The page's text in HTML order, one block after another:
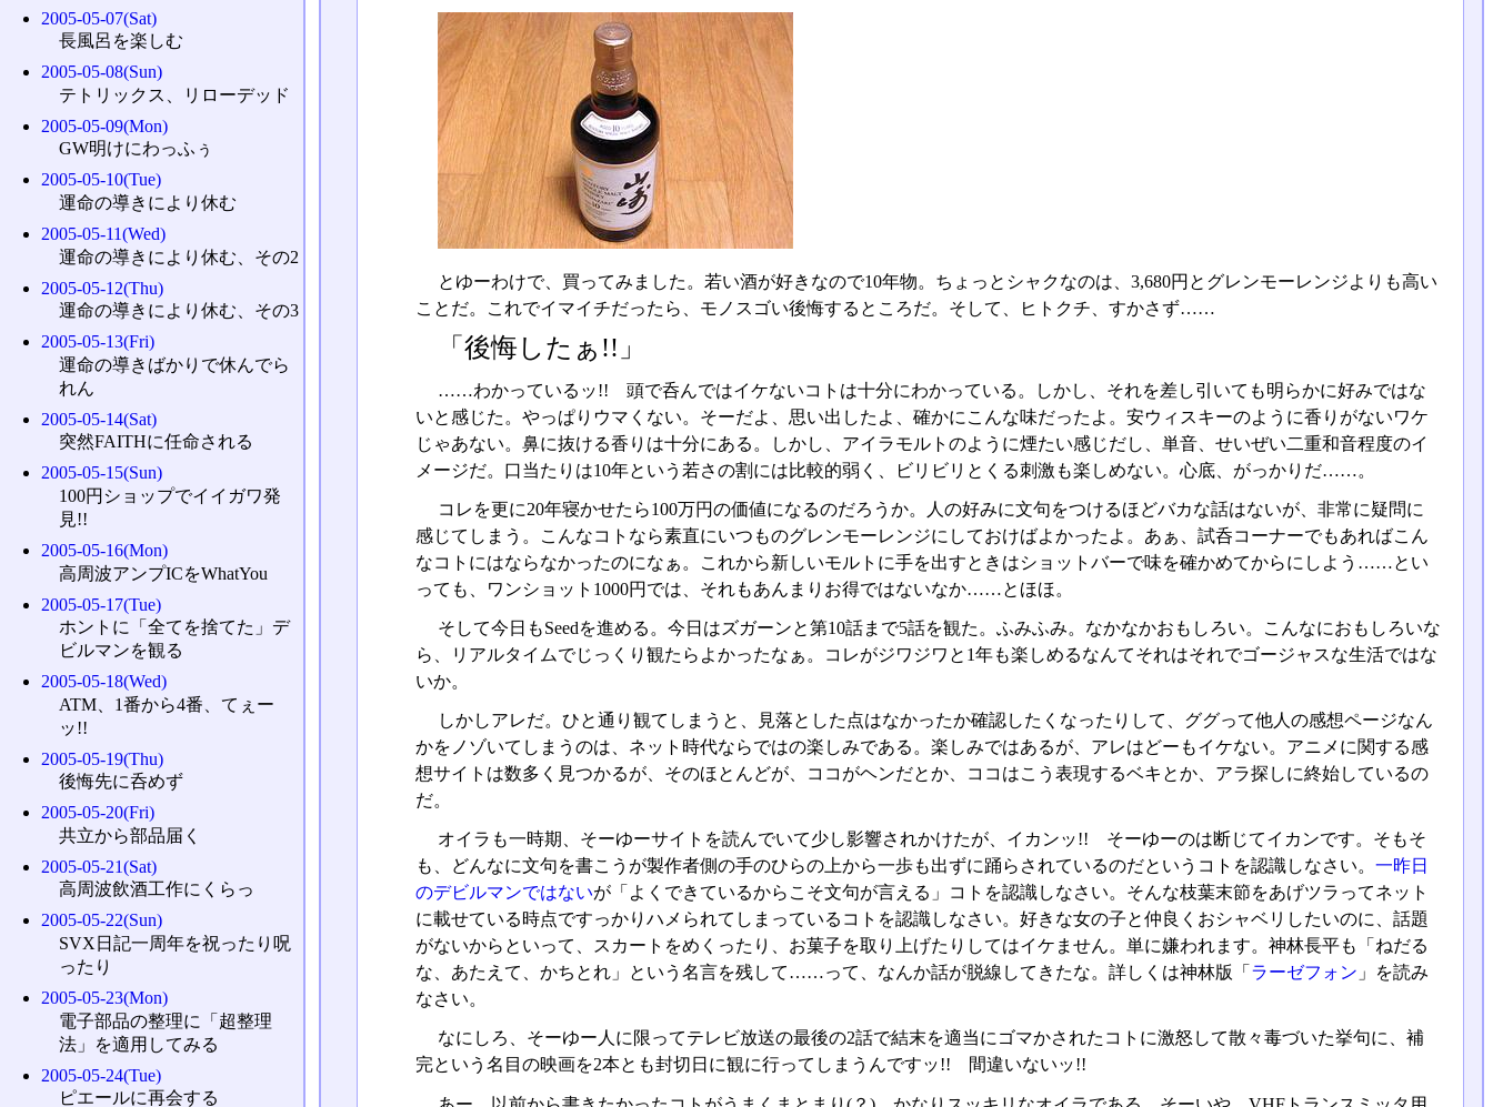
とゆーわけで、買ってみました。若い酒が好きなので10年物。ちょっとシャクなのは、3,680円とグレンモーレンジよりも高い
ことだ。これでイマイチだったら、モノスゴい後悔するところだ。そして、ヒトクチ、すかさず……
「後悔したぁ!!」
……わかっているッ!! 頭で呑んではイケないコトは十分にわかっている。しかし、それを差し引いても明らかに好みではな
いと感じた。やっぱりウマくない。そーだよ、思い出したよ、確かにこんな味だったよ。安ウィスキーのように香りがないワケ
じゃあない。鼻に抜ける香りは十分にある。しかし、アイラモルトのように煙たい感じだし、単音、せいぜい二重和音程度のイ
メージだ。口当たりは10年という若さの割には比較的弱く、ビリビリとくる刺激も楽しめない。心底、がっかりだ……。
コレを更に20年寝かせたら100万円の価値になるのだろうか。人の好みに文句をつけるほどバカな話はないが、非常に疑問に
感じてしまう。こんなコトなら素直にいつものグレンモーレンジにしておけばよかったよ。あぁ、試呑コーナーでもあればこん
なコトにはならなかったのになぁ。これから新しいモルトに手を出すときはショットバーで味を確かめてからにしよう……とい
っても、ワンショット1000円では、それもあんまりお得ではないなか……とほほ。
そして今日もSeedを進める。今日はズガーンと第10話まで5話を観た。ふみふみ。なかなかおもしろい。こんなにおもしろいな
ら、リアルタイムでじっくり観たらよかったなぁ。コレがジワジワと1年も楽しめるなんてそれはそれでゴージャスな生活ではな
いか。
しかしアレだ。ひと通り観てしまうと、見落とした点はなかったか確認したくなったりして、ググって他人の感想ページなん
かをノゾいてしまうのは、ネット時代ならではの楽しみである。楽しみではあるが、アレはどーもイケない。アニメに関する感
想サイトは数多く見つかるが、そのほとんどが、ココがヘンだとか、ココはこう表現するベキとか、アラ探しに終始しているの
だ。
オイラも一時期、そーゆーサイトを読んでいて少し影響されかけたが、イカンッ!! そーゆーのは断じてイカンです。そもそ
も、どんなに文句を書こうが製作者側の手のひらの上から一歩も出ずに踊らされているのだというコトを認識しなさい。 一昨日
のデビルマンではないが「よくできているからこそ文句が言える」コトを認識しなさい。そんな枝葉末節をあげツラってネット
に載せている時点ですっかりハメられてしまっているコトを認識しなさい。好きな女の子と仲良くおシャベリしたいのに、話題
がないからといって、スカートをめくったり、お菓子を取り上げたりしてはイケません。単に嫌われます。神林長平も「ねだる
な、あたえて、かちとれ」という名言を残して……って、なんか話が脱線してきたな。詳しくは神林版「 ラーゼフォン 」を読み
なさい。
なにしろ、そーゆー人に限ってテレビ放送の最後の2話で結末を適当にゴマかされたコトに激怒して散々毒づいた挙句に、補
完という名目の映画を2本とも封切日に観に行ってしまうんですッ!! 間違いないッ!!
2005-05-07(Sat)
長風呂を楽しむ
2005-05-08(Sun)
テトリックス、リローデッド
2005-05-09(Mon)
GW明けにわっふぅ
2005-05-10(Tue)
運命の導きにより休む
2005-05-11(Wed)
運命の導きにより休む、その2
2005-05-12(Thu)
運命の導きにより休む、その3
2005-05-13(Fri)
運命の導きばかりで休んでら
れん
2005-05-14(Sat)
突然FAITHに任命される
2005-05-15(Sun)
100円ショップでイイガワ発
見!!
2005-05-16(Mon)
高周波アンプICをWhatYou
2005-05-17(Tue)
ホントに「全てを捨てた」デ
ビルマンを観る
2005-05-18(Wed)
ATM、1番から4番、てぇー
ッ!!
2005-05-19(Thu)
後悔先に呑めず
2005-05-20(Fri)
共立から部品届く
2005-05-21(Sat)
高周波飲酒工作にくらっ
2005-05-22(Sun)
SVX日記一周年を祝ったり呪
ったり
2005-05-23(Mon)
電子部品の整理に「超整理
法」を適用してみる
2005-05-24(Tue)
ピエールに再会する